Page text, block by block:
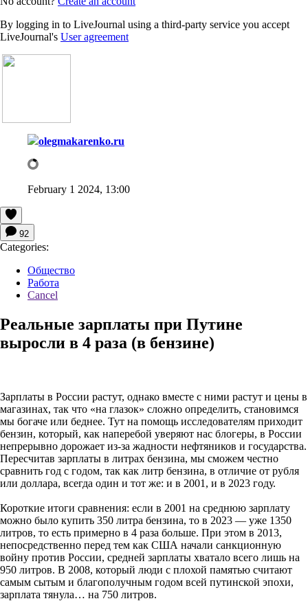
By logging in to LiveJournal using a third-party service you accept
LiveJournal's User agreement
olegmakarenko.ru
February 1 2024, 13:00
92
Categories:
Общество
Работа
Cancel
Реальные зарплаты при Путине
выросли в 4 раза (в бензине)
Зарплаты в России растут, однако вместе с ними растут и цены в
магазинах, так что «на глазок» сложно определить, становимся
мы богаче или беднее. Тут на помощь исследователям приходит
бензин, который, как наперебой уверяют нас блогеры, в России
непрерывно дорожает из-за жадности нефтяников и государства.
Пересчитав зарплаты в литрах бензина, мы сможем честно
сравнить год с годом, так как литр бензина, в отличие от рубля
или доллара, всегда один и тот же: и в 2001, и в 2023 году.
Короткие итоги сравнения: если в 2001 на среднюю зарплату
можно было купить 350 литра бензина, то в 2023 — уже 1350
литров, то есть примерно в 4 раза больше. При этом в 2013,
непосредственно перед тем как США начали санкционную
войну против России, средней зарплаты хватало всего лишь на
950 литров. В 2008, который люди с плохой памятью считают
самым сытым и благополучным годом всей путинской эпохи,
зарплата тянула… на 750 литров.